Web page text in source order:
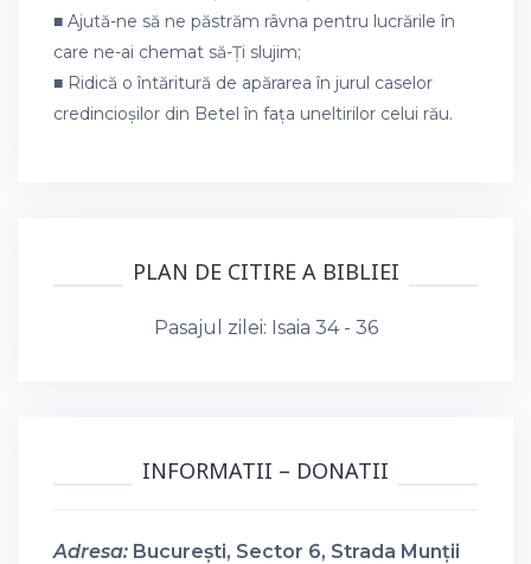
■ Ajută-ne să ne păstrăm râvna pentru lucrările în
care ne-ai chemat să-Ți slujim;
■ Ridică o întăritură de apărarea în jurul caselor
credincioșilor din Betel în fața uneltirilor celui rău.
PLAN DE CITIRE A BIBLIEI
Pasajul zilei: Isaia 34 - 36
INFORMATII – DONATII
Adresa: București, Sector 6, Strada Munții